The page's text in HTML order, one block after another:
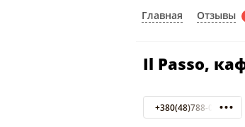
Главная Отзывы
Il Passo,
+380(48)788-01-81